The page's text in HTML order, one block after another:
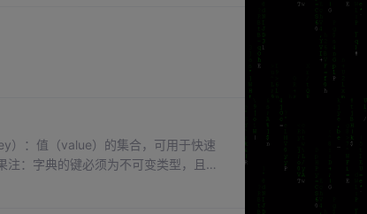
）：值（value）的集合，可用于快速
：字典的键必须为不可变类型，且不
字典#结果。